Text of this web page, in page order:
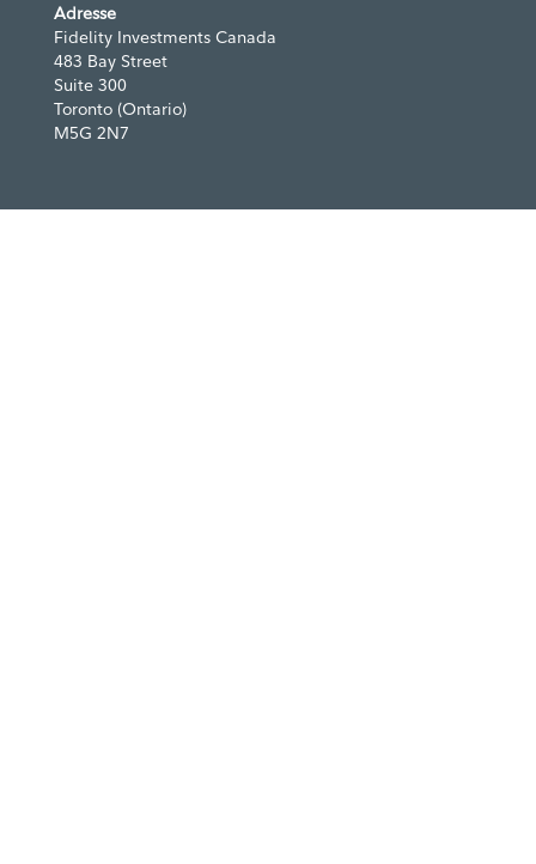
Adresse
Fidelity Investments Canada
483 Bay Street
Suite 300
Toronto (Ontario)
M5G 2N7